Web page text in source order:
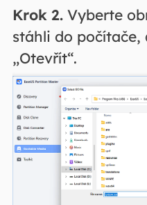
Krok 2.Vyberte
stáhli do počítače,
„Otevřít“.